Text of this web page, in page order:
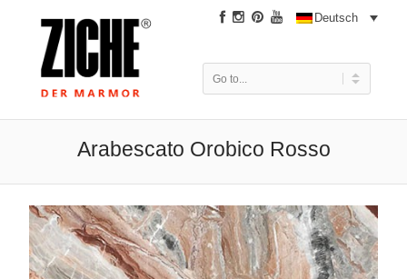
Deutsch
Arabescato Orobico Rosso